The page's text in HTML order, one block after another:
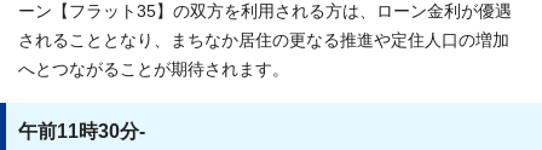
ーン【フラット35】の双方を利用される方は、ローン金利が優遇
されることとなり、まちなか居住の更なる推進や定住人口の増加
へとつながることが期待されます。
午前11時30分-